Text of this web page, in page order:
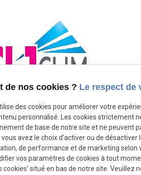
trending_flat
de nos cookies ? Le respect de
des cookies pour améliorer votre
personnalisé. Les cookies strictement
de base de notre site et ne peuvent
avez le choix d'activer ou de désactiver
de performance et de marketing selon
vos paramètres de cookies à tout
cookies' situé en bas de notre site. Veuillez